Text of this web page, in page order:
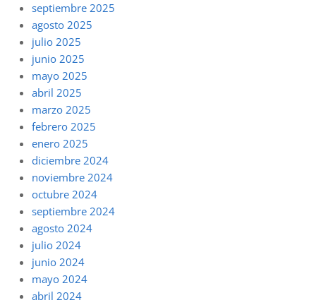
septiembre 2025
agosto 2025
julio 2025
junio 2025
mayo 2025
abril 2025
marzo 2025
febrero 2025
enero 2025
diciembre 2024
noviembre 2024
octubre 2024
septiembre 2024
agosto 2024
julio 2024
junio 2024
mayo 2024
abril 2024